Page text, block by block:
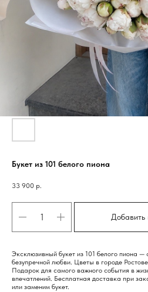
Букет из 101 белого пиона
33 900 р.
Добавить
Эксклюзивный букет из 101 белого пиона —
безупречной любви. Цветы в городе
Подарок для самого важного события в
впечатлений. Бесплатная доставка при
или заменим букет.